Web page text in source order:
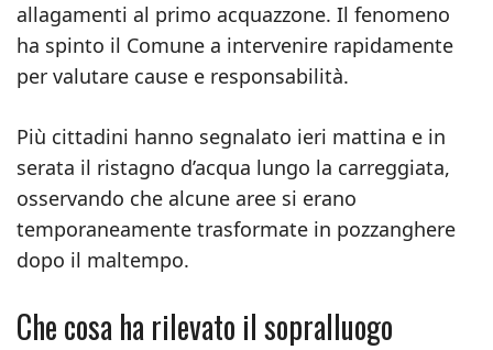
allagamenti al primo acquazzone. Il fenomeno
ha spinto il Comune a intervenire rapidamente
per valutare cause e responsabilità.
Più cittadini hanno segnalato ieri mattina e in
serata il ristagno d’acqua lungo la carreggiata,
osservando che alcune aree si erano
temporaneamente trasformate in pozzanghere
dopo il maltempo.
Che cosa ha rilevato il sopralluogo